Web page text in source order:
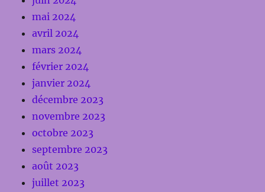
mai 2024
avril 2024
mars 2024
février 2024
janvier 2024
décembre 2023
novembre 2023
octobre 2023
septembre 2023
août 2023
juillet 2023